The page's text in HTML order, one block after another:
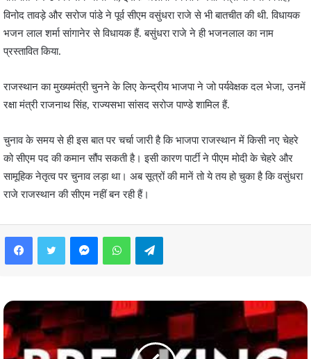
विनोद तावड़े और सरोज पांडे ने पूर्व सीएम वसुंधरा राजे से भी बातचीत की थी. विधायक
भजन लाल शर्मा सांगानेर से विधायक हैं. बसुंधरा राजे ने ही भजनलाल का नाम
प्रस्तावित किया.
राजस्थान का मुख्यमंत्री चुनने के लिए केन्द्रीय भाजपा ने जो पर्यवेक्षक दल भेजा, उनमें
रक्षा मंत्री राजनाथ सिंह, राज्यसभा सांसद सरोज पाण्डे शामिल हैं.
चुनाव के समय से ही इस बात पर चर्चा जारी है कि भाजपा राजस्थान में किसी नए चेहरे
को सीएम पद की कमान सौंप सकती है। इसी कारण पार्टी ने पीएम मोदी के चेहरे और
सामूहिक नेतृत्व पर चुनाव लड़ा था। अब सूत्रों की मानें तो ये तय हो चुका है कि वसुंधरा
राजे राजस्थान की सीएम नहीं बन रही हैं।
FacebookTwitter MessengerWhatsAppTelegram